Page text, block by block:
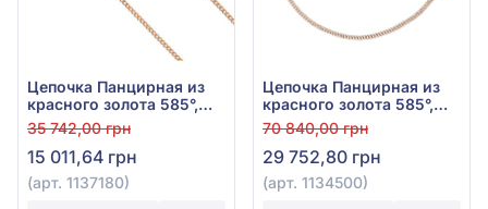
Цепочка Панцирная из
красного золота 585°,
арт. 1137180
35 742,00 грн
15 011,64 грн
(арт. 1137180)
Цепочка Панцирная из
красного золота 585°,
арт. 1134500
70 840,00 грн
29 752,80 грн
(арт. 1134500)